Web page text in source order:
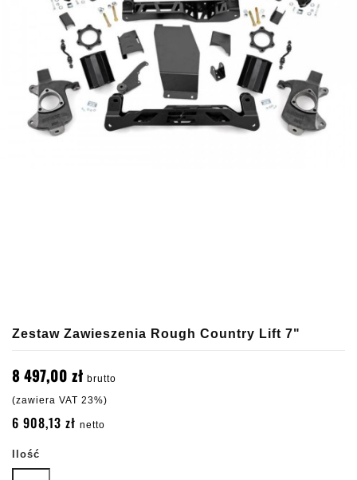
Zestaw Zawieszenia Rough Country Lift 7"
8 497,00 zł brutto
(zawiera VAT 23%)
6 908,13 zł netto
Ilość